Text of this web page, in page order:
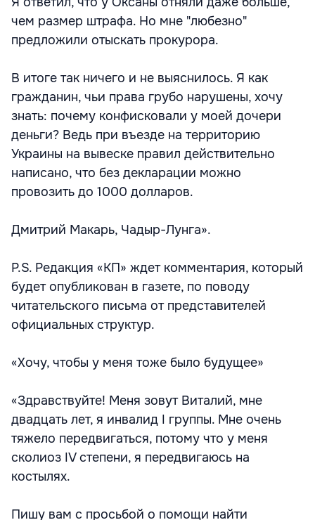
чем размер штрафа. Но мне "любезно"
предложили отыскать прокурора.
В итоге так ничего и не выяснилось. Я как
гражданин, чьи права грубо нарушены, хочу
знать: почему конфисковали у моей дочери
деньги? Ведь при въезде на территорию
Украины на вывеске правил действительно
написано, что без декларации можно
провозить до 1000 долларов.
Дмитрий Макарь, Чадыр-Лунга».
P.S. Редакция «КП» ждет комментария, который
будет опубликован в газете, по поводу
читательского письма от представителей
официальных структур.
«Хочу, чтобы у меня тоже было будущее»
«Здравствуйте! Меня зовут Виталий, мне
двадцать лет, я инвалид I группы. Мне очень
тяжело передвигаться, потому что у меня
сколиоз IV степени, я передвигаюсь на
костылях.
Пишу вам с просьбой о помощи найти